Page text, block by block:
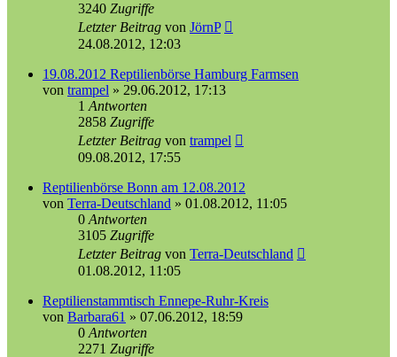
3240 Zugriffe
Letzter Beitrag von JörnP
24.08.2012, 12:03
19.08.2012 Reptilienbörse Hamburg Farmsen
von trampel » 29.06.2012, 17:13
1 Antworten
2858 Zugriffe
Letzter Beitrag von trampel
09.08.2012, 17:55
Reptilienbörse Bonn am 12.08.2012
von Terra-Deutschland » 01.08.2012, 11:05
0 Antworten
3105 Zugriffe
Letzter Beitrag von Terra-Deutschland
01.08.2012, 11:05
Reptilienstammtisch Ennepe-Ruhr-Kreis
von Barbara61 » 07.06.2012, 18:59
0 Antworten
2271 Zugriffe